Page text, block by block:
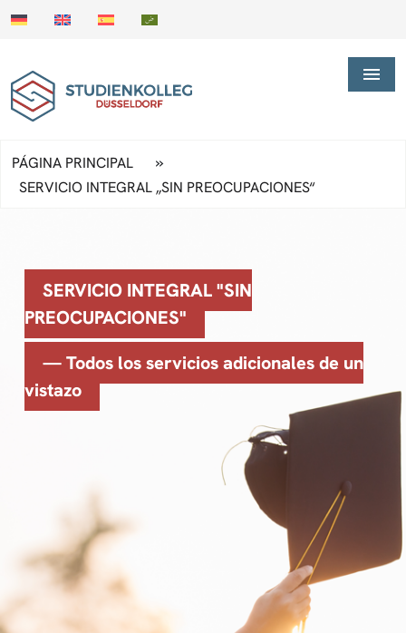
PÁGINA PRINCIPAL »
SERVICIO INTEGRAL „SIN PREOCUPACIONES“
SERVICIO INTEGRAL "SIN
PREOCUPACIONES"
— Todos los servicios adicionales de un
vistazo